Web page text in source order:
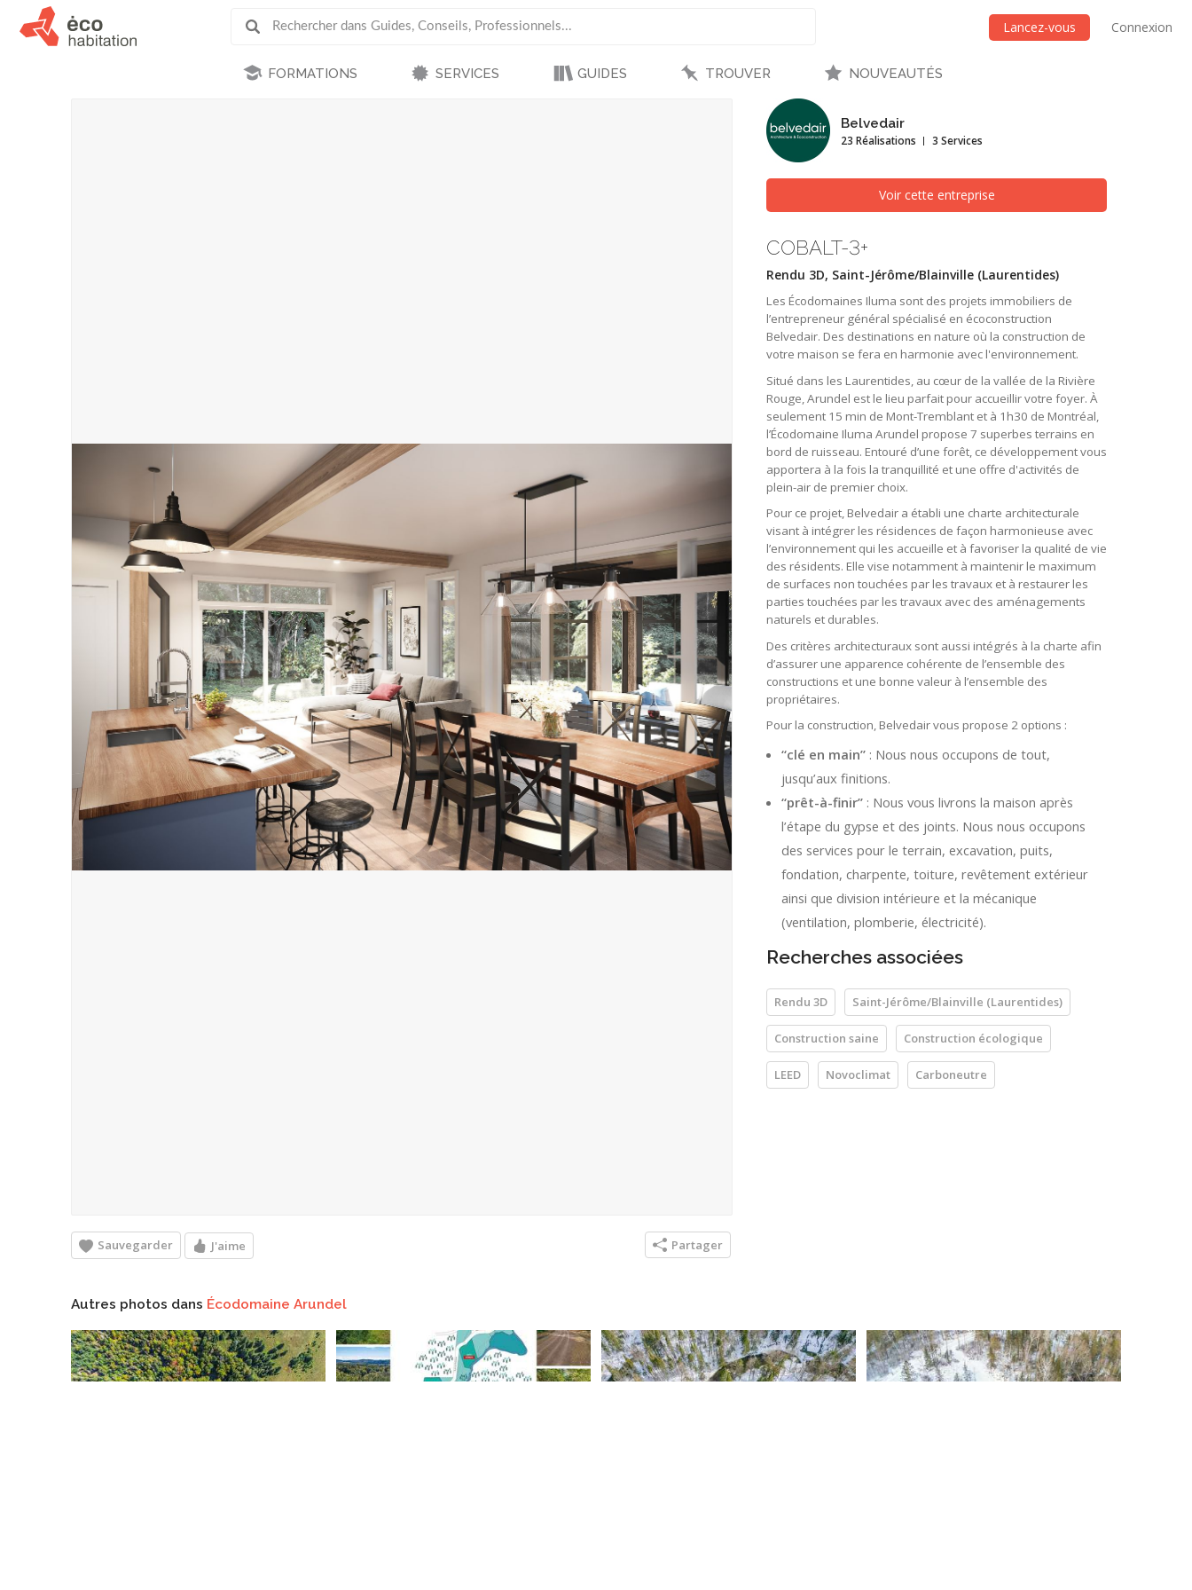
Lancez-vous Connexion
FORMATIONS SERVICES GUIDES TROUVER NOUVEAUTÉS
Belvedair
23 Réalisations 3 Services
Voir cette entreprise
COBALT-3+
Rendu 3D, Saint-Jérôme/Blainville (Laurentides)
Les Écodomaines Iluma sont des projets immobiliers de
l’entrepreneur général spécialisé en écoconstruction
Belvedair. Des destinations en nature où la construction de
votre maison se fera en harmonie avec l'environnement.
Situé dans les Laurentides, au cœur de la vallée de la Rivière
Rouge, Arundel est le lieu parfait pour accueillir votre foyer. À
seulement 15 min de Mont-Tremblant et à 1h30 de Montréal,
l’Écodomaine Iluma Arundel propose 7 superbes terrains en
bord de ruisseau. Entouré d’une forêt, ce développement vous
apportera à la fois la tranquillité et une offre d'activités de
plein-air de premier choix.
Pour ce projet, Belvedair a établi une charte architecturale
visant à intégrer les résidences de façon harmonieuse avec
l’environnement qui les accueille et à favoriser la qualité de vie
des résidents. Elle vise notamment à maintenir le maximum
de surfaces non touchées par les travaux et à restaurer les
parties touchées par les travaux avec des aménagements
naturels et durables.
Des critères architecturaux sont aussi intégrés à la charte afin
d’assurer une apparence cohérente de l’ensemble des
constructions et une bonne valeur à l’ensemble des
propriétaires.
Pour la construction, Belvedair vous propose 2 options :
“clé en main” : Nous nous occupons de tout,
jusqu’aux finitions.
“prêt-à-finir” : Nous vous livrons la maison après
l’étape du gypse et des joints. Nous nous occupons
des services pour le terrain, excavation, puits,
fondation, charpente, toiture, revêtement extérieur
ainsi que division intérieure et la mécanique
(ventilation, plomberie, électricité).
Recherches associées
Rendu 3D Saint-Jérôme/Blainville (Laurentides)
Construction saine Construction écologique
LEED Novoclimat Carboneutre
Sauvegarder J'aime Partager
Autres photos dans Écodomaine Arundel